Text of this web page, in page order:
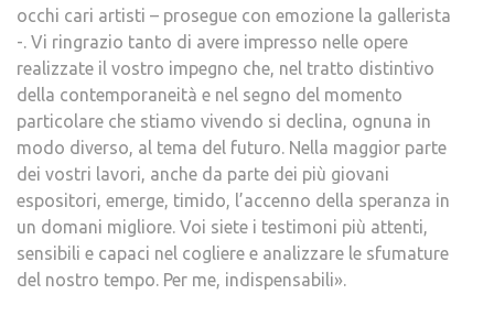
occhi cari artisti – prosegue con emozione la gallerista
-. Vi ringrazio tanto di avere impresso nelle opere
realizzate il vostro impegno che, nel tratto distintivo
della contemporaneità e nel segno del momento
particolare che stiamo vivendo si declina, ognuna in
modo diverso, al tema del futuro. Nella maggior parte
dei vostri lavori, anche da parte dei più giovani
espositori, emerge, timido, l’accenno della speranza in
un domani migliore. Voi siete i testimoni più attenti,
sensibili e capaci nel cogliere e analizzare le sfumature
del nostro tempo. Per me, indispensabili».